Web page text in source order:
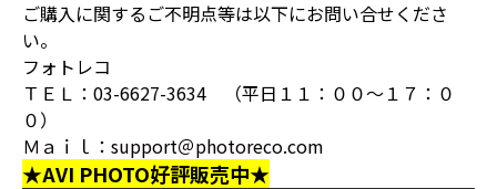
ご購入に関するご不明点等は以下にお問い合せくださ
い。
フォトレコ
ＴＥＬ：03-6627-3634 （平日１１：００～１７：０
０）
Ｍａｉｌ：support＠photoreco.com
★AVI PHOTO好評販売中★